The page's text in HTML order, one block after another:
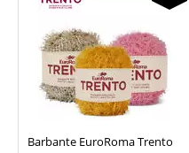
Barbante EuroRoma Trento